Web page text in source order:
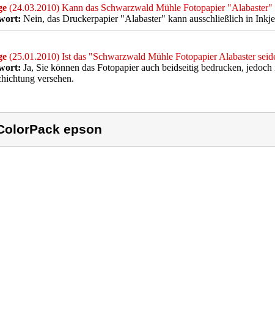
(24.03.2010) Kann das Schwarzwald Mühle Fotopapier
Nein, das Druckerpapier "Alabaster" kann ausschließlich in
(25.01.2010) Ist das "Schwarzwald Mühle Fotopapier Alabaster
Ja, Sie können das Fotopapier auch beidseitig bedrucken,
versehen.
epson